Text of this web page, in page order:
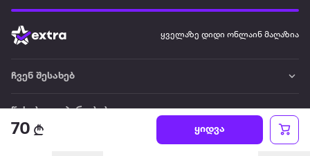
70 ყიდვა
ყველაზე დიდი ონლაინ მაღაზია
ჩვენ შესახებ
წესები და პირობები